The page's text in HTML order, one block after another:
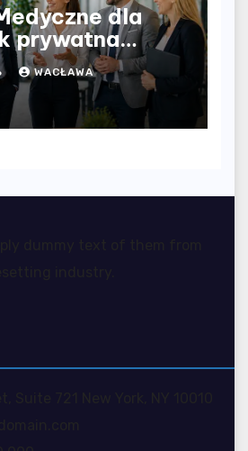
dla
prywatna
jakość
w
WACŁAWA